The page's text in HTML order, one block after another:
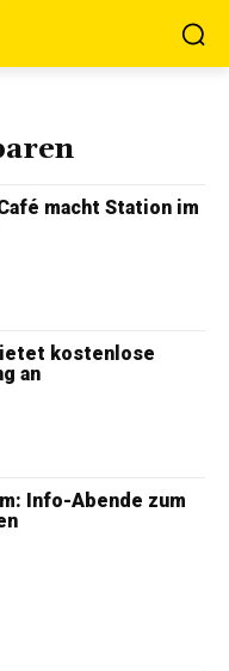
macht Station im
kostenlose
an
Info-Abende zum